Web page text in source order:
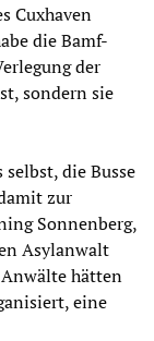
Cuxhaven
die Bamf-
der
sondern sie
die Busse
zur
Sonnenberg,
Asylanwalt
hätten
eine